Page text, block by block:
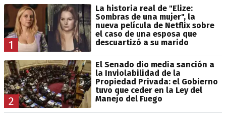
1
La historia real de "Elize:
Sombras de una mujer", la
nueva película de Netflix sobre
el caso de una esposa que
descuartizó a su marido
2
El Senado dio media sanción a
la Inviolabilidad de la
Propiedad Privada: el Gobierno
tuvo que ceder en la Ley del
Manejo del Fuego